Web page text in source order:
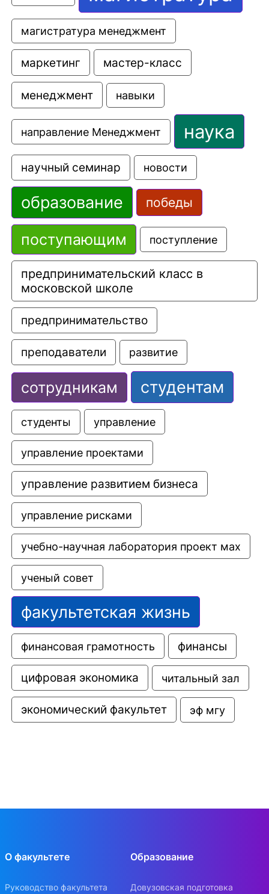
магистратура менеджмент
маркетинг мастер-класс
менеджмент навыки
направление Менеджмент наука
научный семинар новости
образование победы
поступающим поступление
предпринимательский класс в
московской школе
предпринимательство
преподаватели развитие
сотрудникам студентам
студенты управление
управление проектами
управление развитием бизнеса
управление рисками
учебно-научная лаборатория проект мах
ученый совет
факультетская жизнь
финансовая грамотность финансы
цифровая экономика читальный зал
экономический факультет эф мгу
О факультете
Руководство факультета
Образование
Довузовская подготовка